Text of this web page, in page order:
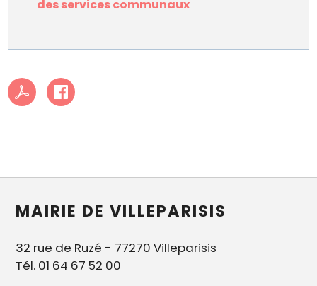
des services communaux
MAIRIE DE VILLEPARISIS
32 rue de Ruzé - 77270 Villeparisis
Tél. 01 64 67 52 00